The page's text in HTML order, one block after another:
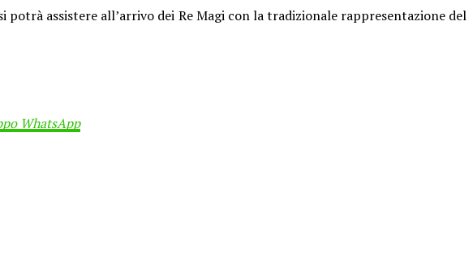
assistere all’arrivo dei Re Magi con la tradizionale rappresentazione del
WhatsApp